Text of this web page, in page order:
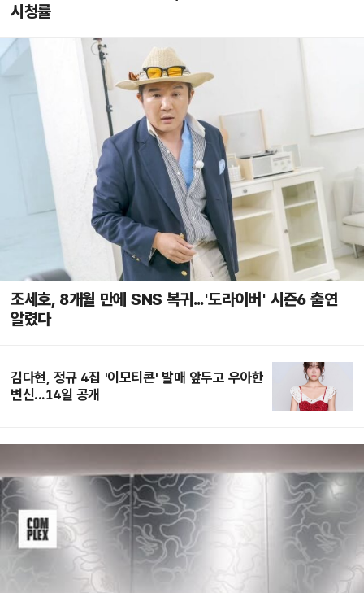
시청률
조세호, 8개월 만에 SNS 복귀...'도라이버' 시즌6 출연
알렸다
김다현, 정규 4집 '이모티콘' 발매 앞두고 우아한
변신...14일 공개